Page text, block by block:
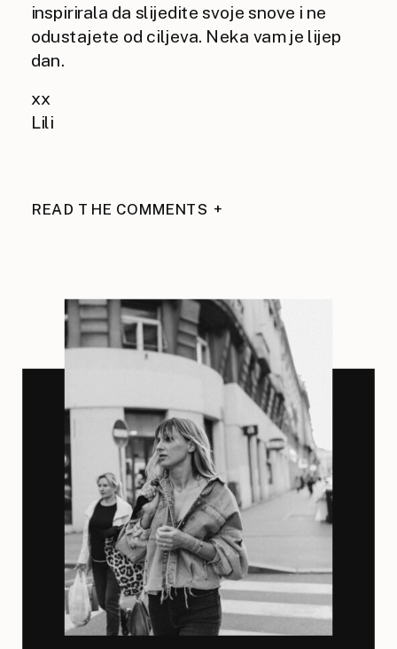
inspirirala da slijedite svoje snove i ne
odustajete od ciljeva. Neka vam je lijep
dan.
xx
Lili
READ THE COMMENTS +